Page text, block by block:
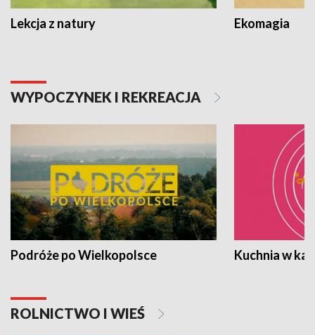
Lekcja z natury Ekomagia
WYPOCZYNEK I REKREACJA
Podróże po Wielkopolsce Kuchnia w
ROLNICTWO I WIEŚ